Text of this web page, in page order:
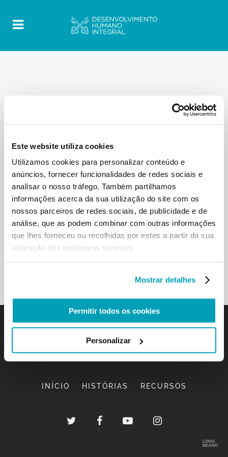
Este website utiliza cookies
Utilizamos cookies para personalizar conteúdo e
anúncios, fornecer funcionalidades de redes sociais e
analisar o nosso tráfego. Também partilhamos
informações acerca da sua utilização do site com os
nossos parceiros de redes sociais, de publicidade e de
análise, que as podem combinar com outras informações
que lhes forneceu ou recolhidas por estes a partir da sua
utilização dos respetivos serviços.
Mostrar detalhes
Permitir todos os cookies
Personalizar
INÍCIO HISTÓRIAS RECURSOS